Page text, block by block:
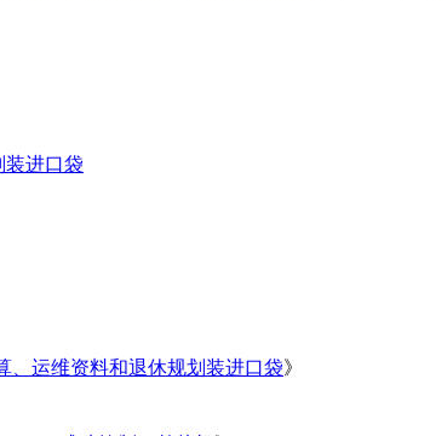
装进口袋
、运维资料和退休规划装进口袋》